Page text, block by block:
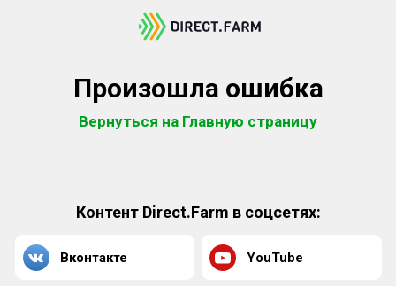
Произошла ошибка
Вернуться на Главную страницу
Контент Direct.Farm в соцсетях:
Вконтакте YouTube